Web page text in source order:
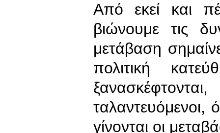
Από εκεί και
βιώνουμε τις
μετάβαση
πολιτική
ταλαντευόμενοι,
γίνονται οι